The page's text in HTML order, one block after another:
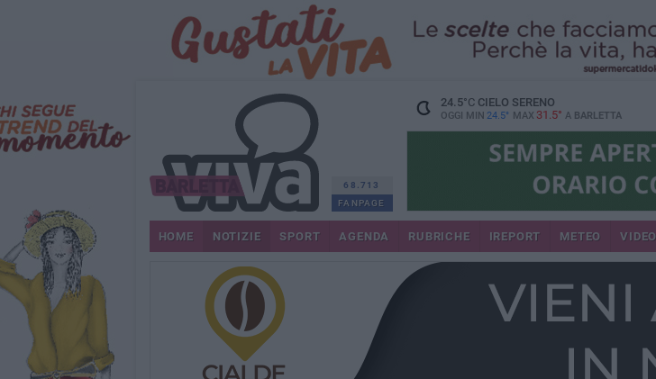
68.713
FANPAGE
24.5°CCIELO SERENO
OGGI MIN 24.5° MAX 31.5° A BARLETTA
HOME NOTIZIE SPORT AGENDA RUBRICHE IREPORT METEO VIDEO